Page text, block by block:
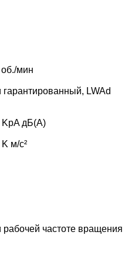
мин
LWAd
дБ(A)
м/с²
частоте вращения